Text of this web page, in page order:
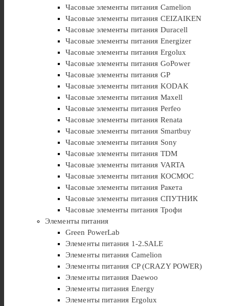
Часовые элементы питания Camelion
Часовые элементы питания CEIZAIKEN
Часовые элементы питания Duracell
Часовые элементы питания Energizer
Часовые элементы питания Ergolux
Часовые элементы питания GoPower
Часовые элементы питания GP
Часовые элементы питания KODAK
Часовые элементы питания Maxell
Часовые элементы питания Perfeo
Часовые элементы питания Renata
Часовые элементы питания Smartbuy
Часовые элементы питания Sony
Часовые элементы питания TDM
Часовые элементы питания VARTA
Часовые элементы питания КОСМОС
Часовые элементы питания Ракета
Часовые элементы питания СПУТНИК
Часовые элементы питания Трофи
Элементы питания
Green PowerLab
Элементы питания 1-2.SALE
Элементы питания Camelion
Элементы питания CP (CRAZY POWER)
Элементы питания Daewoo
Элементы питания Energy
Элементы питания Ergolux